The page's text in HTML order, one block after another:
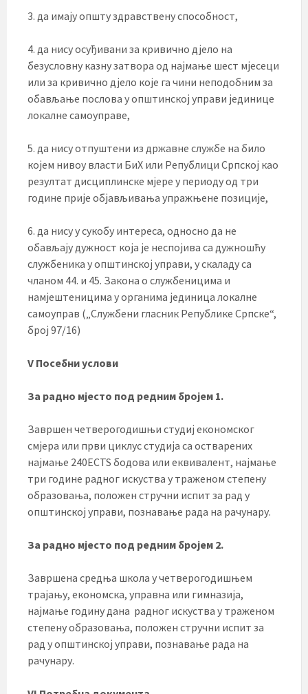
3. да имају општу здравствену способност,
4. да нису осуђивани за кривично дјело на
безусловну казну затвора од најмање шест мјесеци
или за кривично дјело које га чини неподобним за
обављање послова у општинској управи јединице
локалне самоуправе,
5. да нису отпуштени из државне службе на било
којем нивоу власти БиХ или Републици Српској као
резултат дисциплинске мјере у периоду од три
године прије објављивања упражњене позиције,
6. да нису у сукобу интереса, односно да не
обављају дужност која је неспојива са дужношћу
службеника у општинској управи, у скаладу са
чланом 44. и 45. Закона о службеницима и
намјештеницима у органима јединица локалне
самоуправ („Службени гласник Републике Српске“,
број 97/16)
V Посебни услови
За радно мјесто под редним бројем 1.
Завршен четверогодишњи студиј економског
смјера или први циклус студија са остварених
најмање 240ECTS бодова или еквивалент, најмање
три године радног искуства у траженом степену
образовања, положен стручни испит за рад у
општинској управи, познавање рада на рачунару.
За радно мјесто под редним бројем 2.
Завршена средња школа у четверогодишњем
трајању, економска, управна или гимназија,
најмање годину дана радног искуства у траженом
степену образовања, положен стручни испит за
рад у општинској управи, познавање рада на
рачунару.